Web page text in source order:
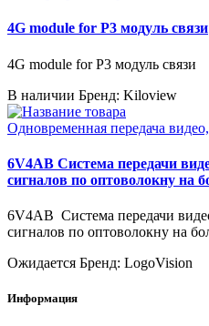
4G module for P3 модуль связи
4G module for P3 модуль связи
В наличии Бренд: Kiloview
Одновременная передача
6V4AB Система передачи
сигналов по оптоволокну на
6V4AB Система передачи
сигналов по оптоволокну на
Ожидается Бренд: LogoVision
Информация